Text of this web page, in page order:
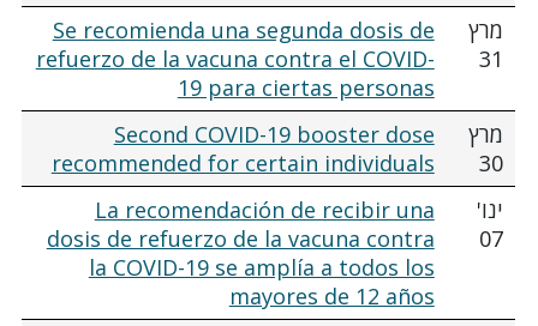
מרץ
31
Se recomienda una segunda dosis de
refuerzo de la vacuna contra el COVID-
19 para ciertas personas
מרץ
30
Second COVID-19 booster dose
recommended for certain individuals
ינו'
07
La recomendación de recibir una
dosis de refuerzo de la vacuna contra
la COVID-19 se amplía a todos los
mayores de 12 años